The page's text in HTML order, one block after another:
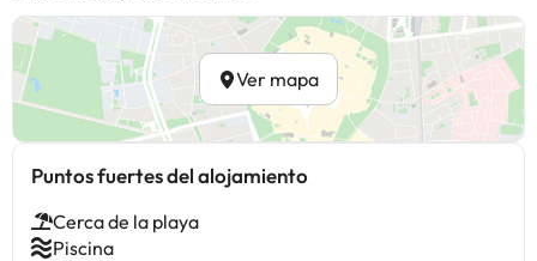
Ver mapa
Puntos fuertes del alojamiento
Cerca de la playa
Piscina